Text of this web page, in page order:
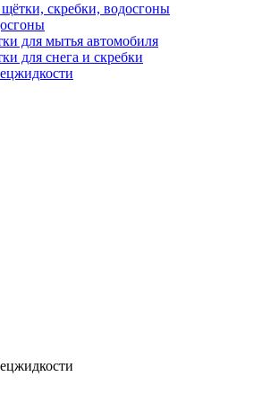
скребки, водосгоны
для мытья автомобиля
для снега и скребки